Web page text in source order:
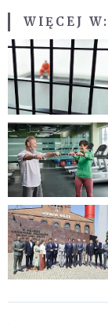
WIĘCEJ W: